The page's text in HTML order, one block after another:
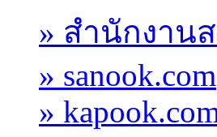
» สำนักงาน
» sanook.com
»